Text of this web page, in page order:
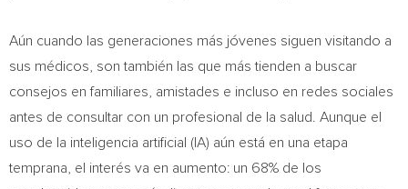
Aún cuando las generaciones más jóvenes siguen visitando a
sus médicos, son también las que más tienden a buscar
consejos en familiares, amistades e incluso en redes sociales
antes de consultar con un profesional de la salud. Aunque el
uso de la inteligencia artificial (IA) aún está en una etapa
temprana, el interés va en aumento: un 68% de los